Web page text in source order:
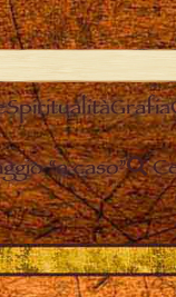
SpiritualitàGrafia
“a caso”